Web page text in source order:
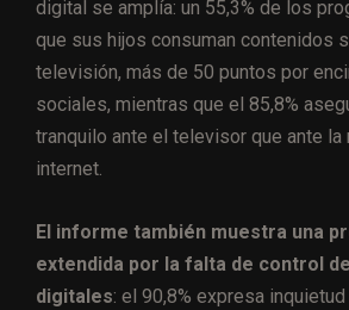
digital se amplía: un 55,3% de los
que sus hijos consuman contenidos
televisión, más de 50 puntos por
sociales, mientras que el 85,8%
tranquilo ante el televisor que ante la
internet.
El informe también muestra una
extendida por la falta de control
digitales: el 90,8% expresa